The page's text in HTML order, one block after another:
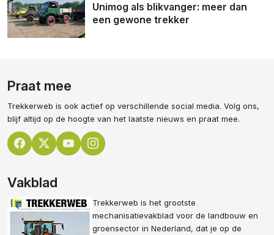
Unimog als blikvanger: meer dan
een gewone trekker
Praat mee
Trekkerweb is ook actief op verschillende social media. Volg ons,
blijf altijd op de hoogte van het laatste nieuws en praat mee.
Vakblad
Trekkerweb is het grootste
mechanisatievakblad voor de landbouw en
groensector in Nederland, dat je op de